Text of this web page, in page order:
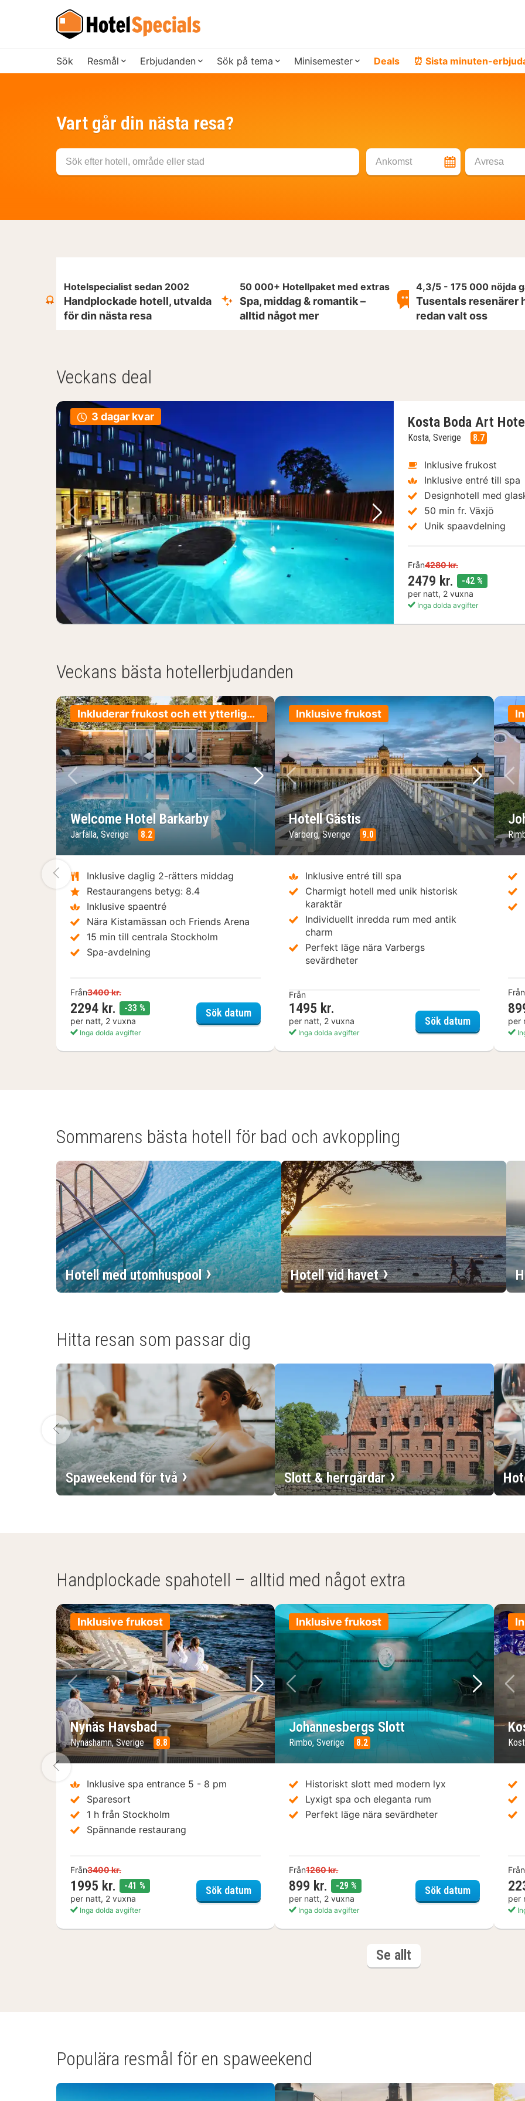
Sök Resmål Erbjudanden Sök på tema Minisemester Deals ⏰ Sista minuten-
Vart går din nästa resa?
Sök efter hotell, område eller stad Ankomst Avresa
Hotelspecialist sedan 2002
Handplockade hotell, utvalda
för din nästa resa
50 000+ Hotellpaket med extras
Spa, middag & romantik –
alltid något mer
4,3/5 - 175 000 nöjda
Tusentals resenärer
redan valt oss
Veckans deal
3 dagar kvar
Föregående bild Nästa bild
Kosta Boda Art Hotel
Kosta, Sverige 8.7
Inklusive frukost
Inklusive entré till spa
Designhotell med
50 min fr. Växjö
Unik spaavdelning
Från4280 kr.
2479 kr. -42 %
per natt, 2 vuxna
Inga dolda avgifter
Veckans bästa hotellerbjudanden
Inkluderar frukost och ett ytterligare huvudmål
Föregående bild
Nästa bild
Welcome Hotel Barkarby
Järfälla, Sverige 8.2
Inklusive daglig 2-rätters middag
Restaurangens betyg: 8.4
Inklusive spaentré
Nära Kistamässan och Friends Arena
15 min till centrala Stockholm
Spa-avdelning
Från3400 kr.
2294 kr. -33 %
per natt, 2 vuxna
Inga dolda avgifter
Sök datumWelcome Hotel Barkarby
Inklusive frukost
Föregående bild
Nästa bild
Hotell Gästis
Varberg, Sverige 9.0
Inklusive entré till spa
Charmigt hotell med unik historisk
karaktär
Individuellt inredda rum med antik
charm
Perfekt läge nära Varbergs
sevärdheter
Från
1495 kr.
per natt, 2 vuxna
Inga dolda avgifter
Sök datumHotell Gästis
Från
per
Föregående bild
Sommarens bästa hotell för bad och avkoppling
Hotell med utomhuspool Hotell vid havet
Hitta resan som passar dig
Spaweekend för två Slott & herrgårdar
Föregående bild
Handplockade spahotell – alltid med något extra
Inklusive frukost
Föregående bild
Nästa bild
Nynäs Havsbad
Nynäshamn, Sverige 8.8
Inklusive spa entrance 5 - 8 pm
Sparesort
1 h från Stockholm
Spännande restaurang
Från3400 kr.
1995 kr. -41 %
per natt, 2 vuxna
Inga dolda avgifter
Sök datumNynäs Havsbad
Inklusive frukost
Föregående bild
Nästa bild
Johannesbergs Slott
Rimbo, Sverige 8.2
Historiskt slott med modern lyx
Lyxigt spa och eleganta rum
Perfekt läge nära sevärdheter
Från1260 kr.
899 kr. -29 %
per natt, 2 vuxna
Inga dolda avgifter
Sök datum
Från
per
Föregående bild
Se allt
Populära resmål för en spaweekend